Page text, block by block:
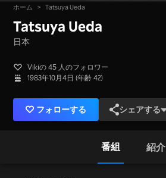
ホーム > Tatsuya Ueda
Tatsuya Ueda
日本
Vikiの 45 人のフォロワー
1983年10月4日 (年齢 42)
フォローする シェアする
番組 紹介